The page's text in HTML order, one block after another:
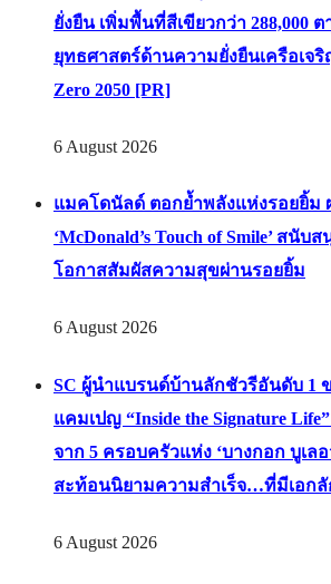
ยั่งยืน เพิ่มพื้นที่สีเขียวกว่า 288,000
ยุทธศาสตร์ด้านความยั่งยืนเครือเ
Zero 2050 [PR]
6 August 2026
แมคโดนัลด์ ตอกย้ำพลังแห่งรอยยิ้ม
‘McDonald’s Touch of Smile’ สนั
โอกาสสัมผัสความสุขผ่านรอยยิ้ม
6 August 2026
SC ผู้นำแบรนด์บ้านลักชัวรีอันดับ 1
แคมเปญ “Inside the Signature
จาก 5 ครอบครัวแห่ง ‘บางกอก บูเลอ
สะท้อนนิยามความสำเร็จ…ที่มีเอก
6 August 2026